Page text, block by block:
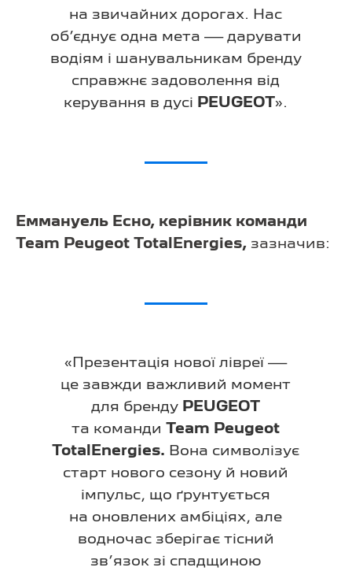
на звичайних дорогах. Нас
об’єднує одна мета — дарувати
водіям і шанувальникам бренду
справжнє задоволення від
керування в дусі
PEUGEOT».
Еммануель Есно, керівник команди
Team Peugeot TotalEnergies, зазначив:
«Презентація нової лівреї —
це завжди важливий момент
для бренду PEUGEOT
та командиTeam Peugeot
TotalEnergies. Вона символізує
старт нового сезону й новий
імпульс, що ґрунтується
на оновлених амбіціях, але
водночас зберігає тісний
зв’язок зі спадщиною